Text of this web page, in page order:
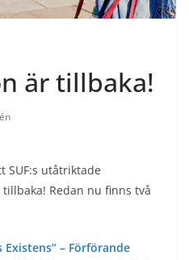
är tillbaka!
SUF:s utåtriktade
Redan nu finns två
– Förförande